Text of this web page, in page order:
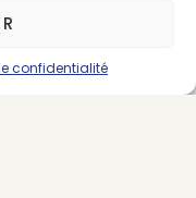
confidentialité